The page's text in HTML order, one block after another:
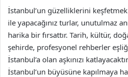
İstanbul’un güzelliklerini
ile yapacağınız turlar, unutulmaz
harika bir fırsattır. Tarih, kültür,
şehirde, profesyonel rehberler
İstanbul’a olan aşkınızı
İstanbul’un büyüsüne kapılmaya